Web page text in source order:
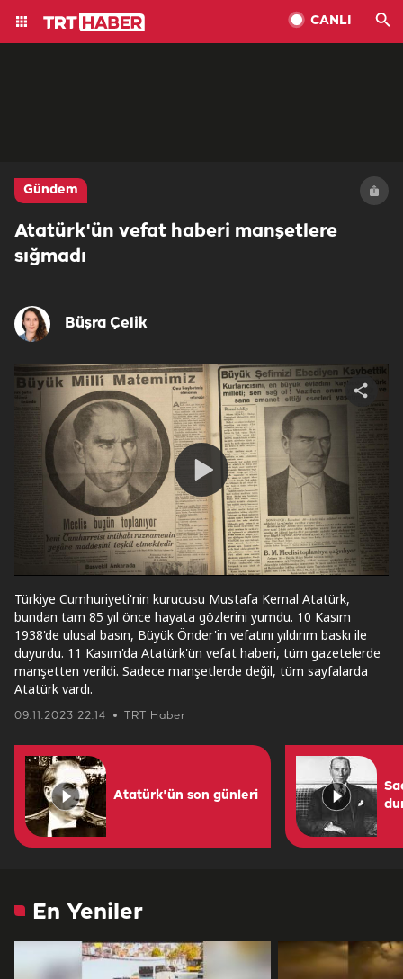
CANLI
Gündem
Atatürk'ün vefat haberi manşetlere
sığmadı
Büşra Çelik
Play
Video
Share
video
09.11.2023 22:14 TRT Haber
Türkiye Cumhuriyeti'nin kurucusu Mustafa Kemal Atatürk,
bundan tam 85 yıl önce hayata gözlerini yumdu. 10 Kasım
1938'de ulusal basın, Büyük Önder'in vefatını yıldırım baskı ile
duyurdu. 11 Kasım'da Atatürk'ün vefat haberi, tüm gazetelerde
manşetten verildi. Sadece manşetlerde değil, tüm sayfalarda
Atatürk vardı.
Atatürk'ün son günleri
En Yeniler